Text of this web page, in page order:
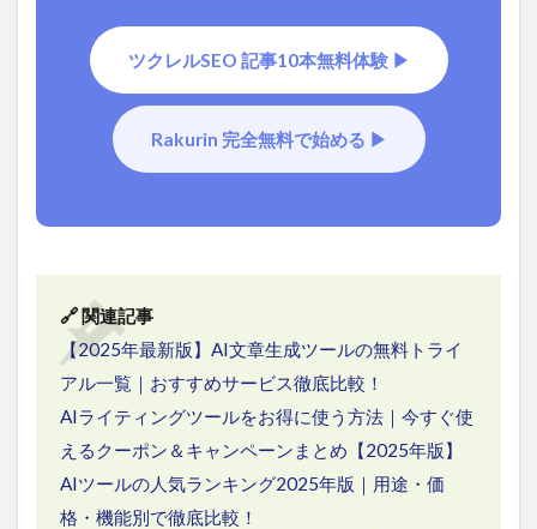
ツクレルSEO 記事10本無料体験 ▶
Rakurin 完全無料で始める ▶
🔗 関連記事
【2025年最新版】AI文章生成ツールの無料トライ
アル一覧｜おすすめサービス徹底比較！
AIライティングツールをお得に使う方法｜今すぐ使
えるクーポン＆キャンペーンまとめ【2025年版】
AIツールの人気ランキング2025年版｜用途・価
格・機能別で徹底比較！